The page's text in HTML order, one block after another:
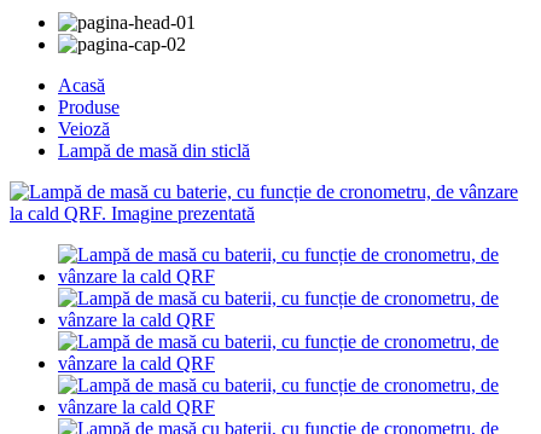
Acasă
Produse
Veioză
Lampă de masă din sticlă